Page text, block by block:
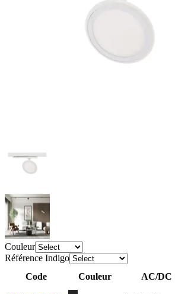
Couleur
Référence Indigo
Code
Couleur AC/DC